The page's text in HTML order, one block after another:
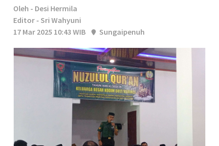
Oleh - Desi Hermila
Editor - Sri Wahyuni
17 Mar 2025 10:43 WIB
Sungaipenuh